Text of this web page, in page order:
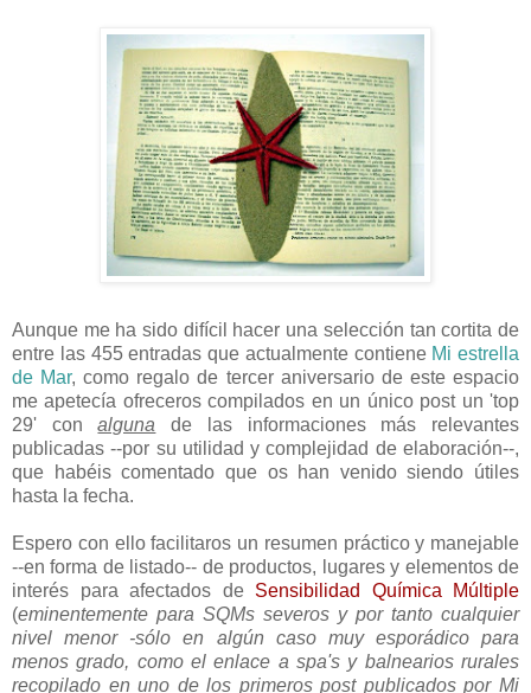
Aunque me ha sido difícil hacer una selección tan cortita de
entre las 455 entradas que actualmente contiene Mi estrella
de Mar, como regalo de tercer aniversario de este espacio
me apetecía ofreceros compilados en un único post un 'top
29' conalguna de las informaciones más relevantes
publicadas --por su utilidad y complejidad de elaboración--,
que habéis comentado que os han venido siendo útiles
hasta la fecha.
Espero con ello facilitaros un resumen práctico y manejable
--en forma de listado-- de productos, lugares y elementos de
interés para afectados de Sensibilidad Química Múltiple
(eminentemente para SQMs severos y por tanto cualquier
nivel menor -sólo en algún caso muy esporádico para
menos grado, como el enlace a spa's y balnearios rurales
recopilado en uno de los primeros post publicados por Mi